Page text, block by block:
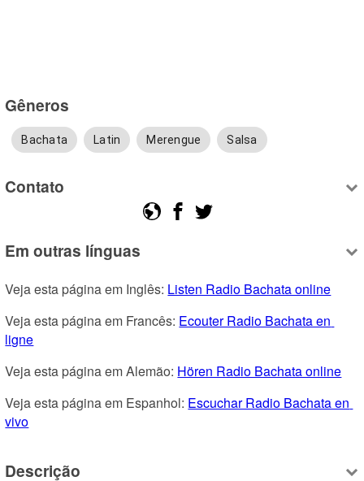
Gêneros
Bachata Latin Merengue Salsa
Contato
Em outras línguas
Veja esta página em Inglês: Listen Radio Bachata online
Veja esta página em Francês: Ecouter Radio Bachata en
ligne
Veja esta página em Alemão: Hören Radio Bachata online
Veja esta página em Espanhol: Escuchar Radio Bachata en
vivo
Descrição